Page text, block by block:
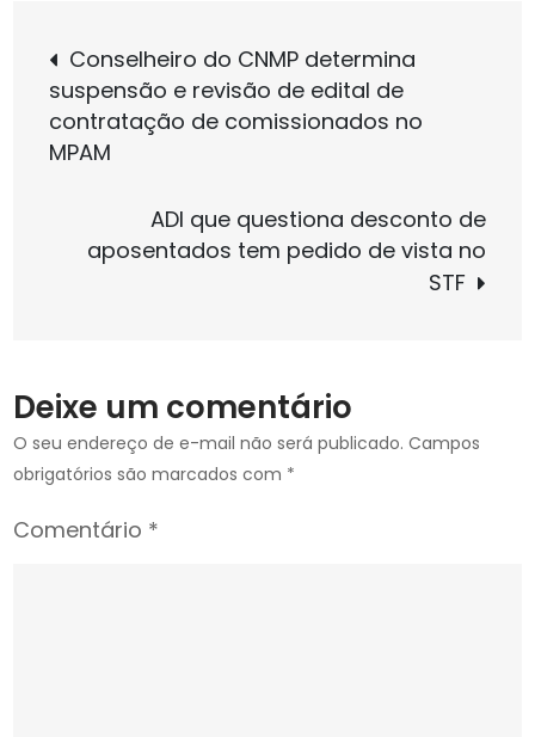
leva
prêmio
principal
Meu
PIX
Navegação
de
Post
Conselheiro do CNMP determina
suspensão e revisão de edital de
contratação de comissionados no
MPAM
ADI que questiona desconto de
aposentados tem pedido de vista no
STF
Deixe um comentário
O seu endereço de e-mail não será publicado. Campos
obrigatórios são marcados com *
Comentário *